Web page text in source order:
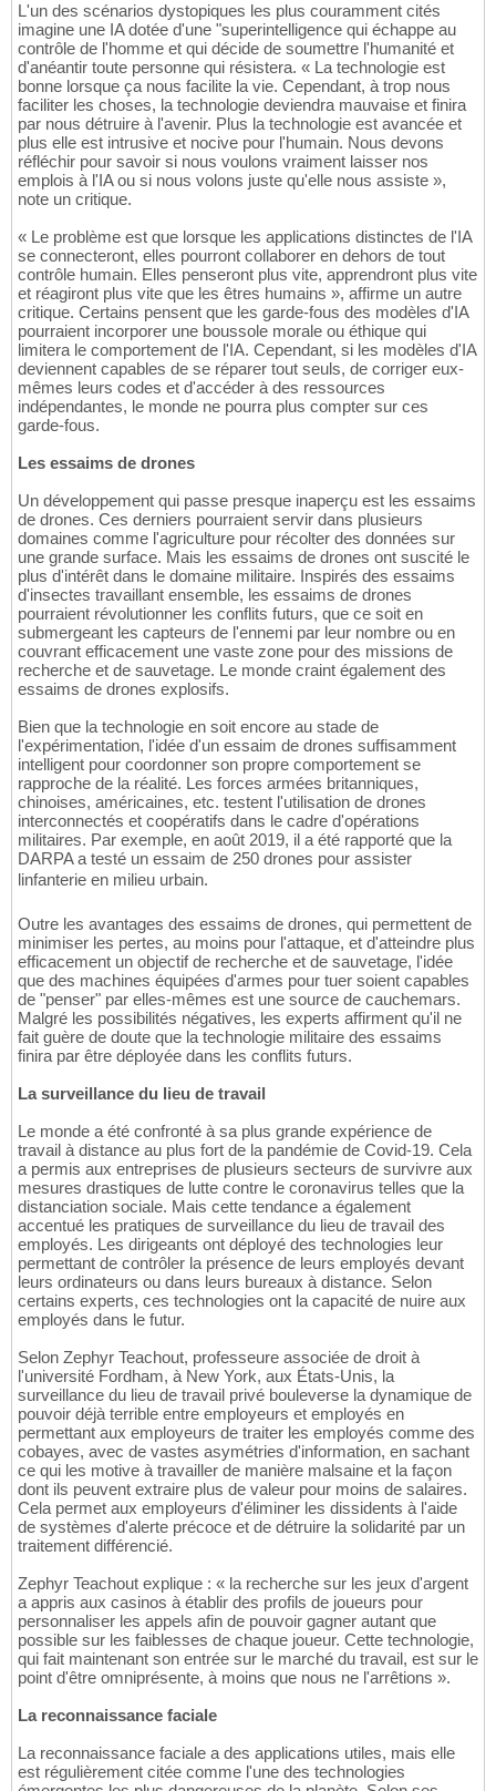
L'un des scénarios dystopiques les plus couramment cités
imagine une IA dotée d'une "superintelligence qui échappe au
contrôle de l'homme et qui décide de soumettre l'humanité et
d'anéantir toute personne qui résistera. « La technologie est
bonne lorsque ça nous facilite la vie. Cependant, à trop nous
faciliter les choses, la technologie deviendra mauvaise et finira
par nous détruire à l'avenir. Plus la technologie est avancée et
plus elle est intrusive et nocive pour l'humain. Nous devons
réfléchir pour savoir si nous voulons vraiment laisser nos
emplois à l'IA ou si nous volons juste qu'elle nous assiste »,
note un critique.
« Le problème est que lorsque les applications distinctes de l'IA
se connecteront, elles pourront collaborer en dehors de tout
contrôle humain. Elles penseront plus vite, apprendront plus vite
et réagiront plus vite que les êtres humains », affirme un autre
critique. Certains pensent que les garde-fous des modèles d'IA
pourraient incorporer une boussole morale ou éthique qui
limitera le comportement de l'IA. Cependant, si les modèles d'IA
deviennent capables de se réparer tout seuls, de corriger eux-
mêmes leurs codes et d'accéder à des ressources
indépendantes, le monde ne pourra plus compter sur ces
garde-fous.
Les essaims de drones
Un développement qui passe presque inaperçu est les essaims
de drones. Ces derniers pourraient servir dans plusieurs
domaines comme l'agriculture pour récolter des données sur
une grande surface. Mais les essaims de drones ont suscité le
plus d'intérêt dans le domaine militaire. Inspirés des essaims
d'insectes travaillant ensemble, les essaims de drones
pourraient révolutionner les conflits futurs, que ce soit en
submergeant les capteurs de l'ennemi par leur nombre ou en
couvrant efficacement une vaste zone pour des missions de
recherche et de sauvetage. Le monde craint également des
essaims de drones explosifs.
Bien que la technologie en soit encore au stade de
l'expérimentation, l'idée d'un essaim de drones suffisamment
intelligent pour coordonner son propre comportement se
rapproche de la réalité. Les forces armées britanniques,
chinoises, américaines, etc. testent l'utilisation de drones
interconnectés et coopératifs dans le cadre d'opérations
militaires. Par exemple, en août 2019, il a été rapporté que la
DARPA a testé un essaim de 250 drones pour assister
linfanterie en milieu urbain.
Outre les avantages des essaims de drones, qui permettent de
minimiser les pertes, au moins pour l'attaque, et d'atteindre plus
efficacement un objectif de recherche et de sauvetage, l'idée
que des machines équipées d'armes pour tuer soient capables
de "penser" par elles-mêmes est une source de cauchemars.
Malgré les possibilités négatives, les experts affirment qu'il ne
fait guère de doute que la technologie militaire des essaims
finira par être déployée dans les conflits futurs.
La surveillance du lieu de travail
Le monde a été confronté à sa plus grande expérience de
travail à distance au plus fort de la pandémie de Covid-19. Cela
a permis aux entreprises de plusieurs secteurs de survivre aux
mesures drastiques de lutte contre le coronavirus telles que la
distanciation sociale. Mais cette tendance a également
accentué les pratiques de surveillance du lieu de travail des
employés. Les dirigeants ont déployé des technologies leur
permettant de contrôler la présence de leurs employés devant
leurs ordinateurs ou dans leurs bureaux à distance. Selon
certains experts, ces technologies ont la capacité de nuire aux
employés dans le futur.
Selon Zephyr Teachout, professeure associée de droit à
l'université Fordham, à New York, aux États-Unis, la
surveillance du lieu de travail privé bouleverse la dynamique de
pouvoir déjà terrible entre employeurs et employés en
permettant aux employeurs de traiter les employés comme des
cobayes, avec de vastes asymétries d'information, en sachant
ce qui les motive à travailler de manière malsaine et la façon
dont ils peuvent extraire plus de valeur pour moins de salaires.
Cela permet aux employeurs d'éliminer les dissidents à l'aide
de systèmes d'alerte précoce et de détruire la solidarité par un
traitement différencié.
Zephyr Teachout explique : « la recherche sur les jeux d'argent
a appris aux casinos à établir des profils de joueurs pour
personnaliser les appels afin de pouvoir gagner autant que
possible sur les faiblesses de chaque joueur. Cette technologie,
qui fait maintenant son entrée sur le marché du travail, est sur le
point d'être omniprésente, à moins que nous ne l'arrêtions ».
La reconnaissance faciale
La reconnaissance faciale a des applications utiles, mais elle
est régulièrement citée comme l'une des technologies